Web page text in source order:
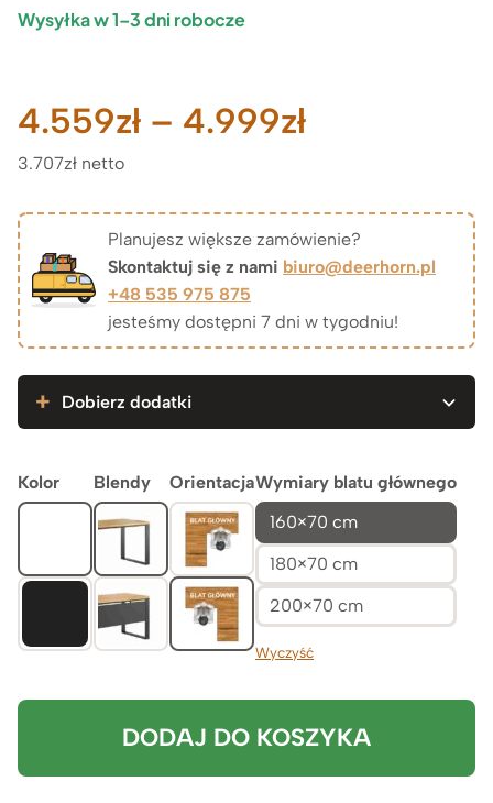
Wysyłka w 1–3 dni robocze
4.559zł – 4.999złZakres
od
4.559zł
do
3.707zł netto
Planujesz większe zamówienie?
Skontaktuj się z nami biuro@deerhorn.pl
+48 535 975 875
jesteśmy dostępni 7 dni w tygodniu!
Dobierz dodatki
Kolor Blendy OrientacjaWymiary blatu głównego
160×70 cm
180×70 cm
200×70 cm
Wyczyść
DODAJ DO KOSZYKA